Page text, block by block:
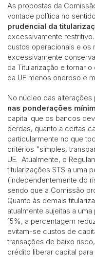
As propostas da
vontade política no
prudencial da
excessivamente
custos operacionais e os
excessivamente
da Titularização e tornar
da UE menos oneroso e
No núcleo das
nas ponderações
capital que os bancos
perdas, quanto a certas
particularmente no que
critérios "simples,
UE. Atualmente, o
titularizações STS a uma
(independentemente do
sendo que a Comissão
Quanto às demais
atualmente sujeitas a
15%, a percentagem
evitam-se custos de
transações de baixo
crédito liberar capital